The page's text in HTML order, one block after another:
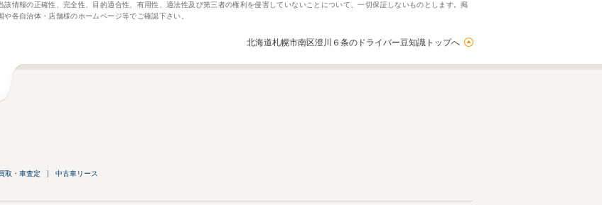
情報の正確性、完全性、目的適合性、有用性、適法性及び第三者の権利を侵害していないことについて、一切保証しないものとします。掲
各自治体・店舗様のホームページ等でご確認下さい。
北海道札幌市南区澄川６条のドライバー豆知識トップへ
取・車査定 中古車リース